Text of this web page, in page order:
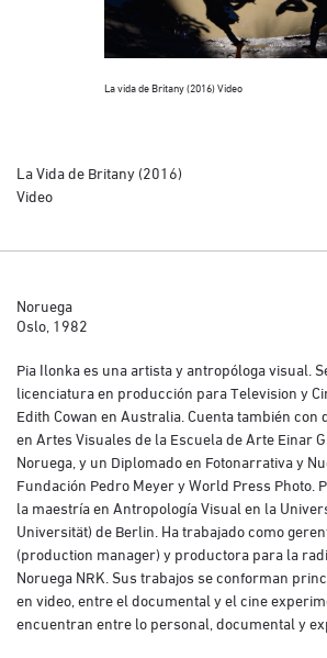
La vida de Britany (2016) Video
La Vida de Britany (2016)
Video
Noruega
Oslo, 1982
Pia Ilonka es una artista y antropóloga visual.
licenciatura en producción para Television y
Edith Cowan en Australia. Cuenta también con
en Artes Visuales de la Escuela de Arte Einar
Noruega, y un Diplomado en Fotonarrativa y
Fundación Pedro Meyer y World Press Photo.
la maestría en Antropología Visual en la
Universität) de Berlin. Ha trabajado como
(production manager) y productora para la
Noruega NRK. Sus trabajos se conforman
en video, entre el documental y el cine
encuentran entre lo personal, documental y